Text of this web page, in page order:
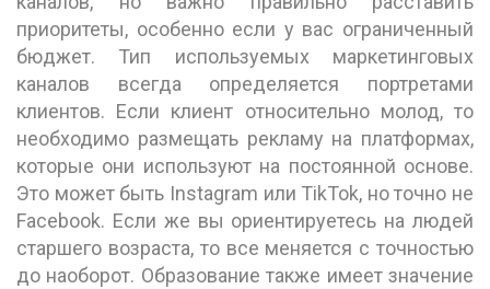
приоритеты, особенно если у вас ограниченный
бюджет. Тип используемых маркетинговых
каналов всегда определяется портретами
клиентов. Если клиент относительно молод, то
необходимо размещать рекламу на платформах,
которые они используют на постоянной основе.
Это может быть Instagram или TikTok, но точно не
Facebook. Если же вы ориентируетесь на людей
старшего возраста, то все меняется с точностью
до наоборот. Образование также имеет значение